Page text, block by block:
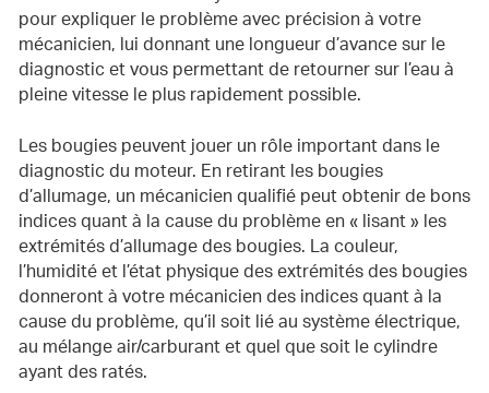
pour expliquer le problème avec précision à votre
mécanicien, lui donnant une longueur d’avance sur le
diagnostic et vous permettant de retourner sur l’eau à
pleine vitesse le plus rapidement possible.
Les bougies peuvent jouer un rôle important dans le
diagnostic du moteur. En retirant les bougies
d’allumage, un mécanicien qualifié peut obtenir de bons
indices quant à la cause du problème en « lisant » les
extrémités d’allumage des bougies. La couleur,
l’humidité et l’état physique des extrémités des bougies
donneront à votre mécanicien des indices quant à la
cause du problème, qu’il soit lié au système électrique,
au mélange air/carburant et quel que soit le cylindre
ayant des ratés.